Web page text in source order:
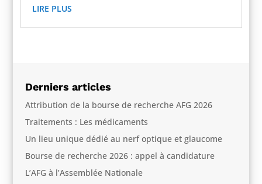
LIRE PLUS
Derniers articles
Attribution de la bourse de recherche AFG 2026
Traitements : Les médicaments
Un lieu unique dédié au nerf optique et glaucome
Bourse de recherche 2026 : appel à candidature
L’AFG à l’Assemblée Nationale